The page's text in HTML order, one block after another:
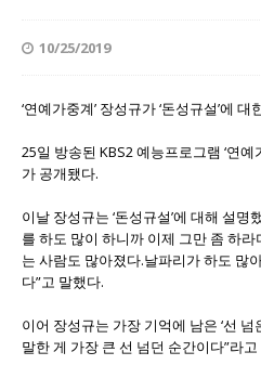
10/25/2019
‘연예가중계’ 장성규가 ‘돈성규설’에
25일 방송된 KBS2 예능프로그램 ‘연
가 공개됐다.
이날 장성규는 ‘돈성규설’에 대해 설명
를 하도 많이 하니까 이제 그만 좀 하
는 사람도 많아졌다.날파리가 하도 많
다”고 말했다.
이어 장성규는 가장 기억에 남은 ‘선 넘
말한 게 가장 큰 선 넘던 순간이다”라